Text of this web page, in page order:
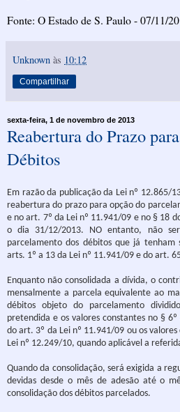
Fonte: O Estado de S. Paulo - 07/11/
Unknown às 10:12
Compartilhar
sexta-feira, 1 de novembro de 2013
Reabertura do Prazo
Débitos
Em razão da publicação da Lei nº 12.865/
reabertura do prazo para opção do
e no art. 7º da Lei nº 11.941/09 e no § 18
o dia 31/12/2013. NO entanto, não
parcelamento dos débitos que já tenham
arts. 1º a 13 da Lei nº 11.941/09 e do art.
Enquanto não consolidada a dívida, o
mensalmente a parcela equivalente ao
débitos objeto do parcelamento
pretendida e os valores constantes no §
do art. 3º da Lei nº 11.941/09 ou os
Lei nº 12.249/10, quando aplicável a
Quando da consolidação, será exigida a
devidas desde o mês de adesão até o
consolidação dos débitos parcelados.